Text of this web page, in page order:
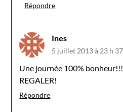
Répondre
Ines
5 juillet 2013 à 23 h
Une journée 100%
REGALER!
Répondre